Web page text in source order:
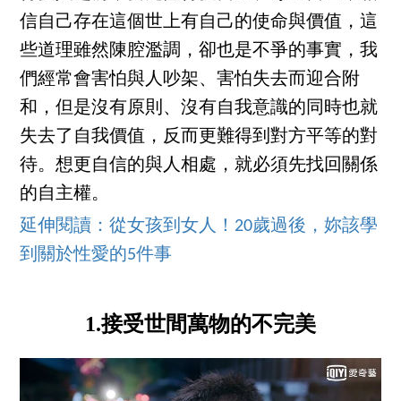
信自己存在這個世上有自己的使命與價值，這
些道理雖然陳腔濫調，卻也是不爭的事實，我
們經常會害怕與人吵架、害怕失去而迎合附
和，但是沒有原則、沒有自我意識的同時也就
失去了自我價值，反而更難得到對方平等的對
待。想更自信的與人相處，就必須先找回關係
的自主權。
延伸閱讀：從女孩到女人！20歲過後，妳該學
到關於性愛的5件事
1.接受世間萬物的不完美